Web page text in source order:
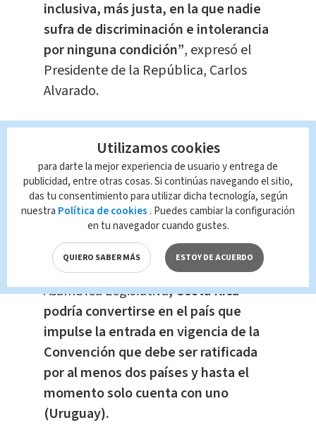
inclusiva, más justa, en la que nadie
sufra de discriminación e intolerancia
por ninguna condición”, expresó el
Presidente de la República, Carlos
Alvarado.
“Estamos saldando una deuda que
teníamos con el Sistema
Interamericano, asegurando una
mayor protección y garantía a los
derechos de todas las personas”,
apuntó el Canciller Ventura.
Además, con la aprobación de la
Asamblea Legislativa, Costa Rica
podría convertirse en el país que
impulse la entrada en vigencia de la
Convención que debe ser ratificada
por al menos dos países y hasta el
momento solo cuenta con uno
(Uruguay).
Utilizamos cookies
para darte la mejor experiencia de usuario y entrega de
publicidad, entre otras cosas. Si continúas navegando el sitio,
das tu consentimiento para utilizar dicha tecnología, según
nuestra Política de cookies . Puedes cambiar la configuración
en tu navegador cuando gustes.
QUIERO SABER MÁS ESTOY DE ACUERDO